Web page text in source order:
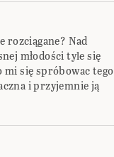
rozciągane? Nad
młodości tyle się
mi się spróbowac tego
i przyjemnie ją